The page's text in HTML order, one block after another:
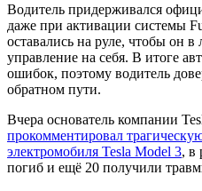
Водитель придерживался
даже при активации системы
оставались на руле, чтобы он
управление на себя. В итоге
ошибок, поэтому водитель
обратном пути.
Вчера основатель компании
прокомментировал
электромобиля Tesla Model 3, в
погиб и ещё 20 получили